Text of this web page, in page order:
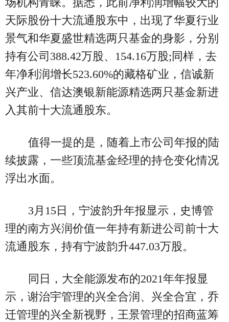
天际股份十大流通股东中，出现了华夏行业
景气和华夏盛世精选两只基金的身影，分别
持有公司388.42万股、154.16万股;同样，去
年净利润增长523.60%的藏格矿业，信诚新
兴产业、信达澳银新能源精选两只基金新进
入其前十大流通股东。
值得一提的是，随着上市公司年报的陆
续披露，一些顶流基金经理的持仓变化情况
浮出水面。
3月15日，宁波韵升年报显示，史博管
理的南方兴润价值一年持有新进公司前十大
流通股东，持有宁波韵升447.03万股。
同日，大全能源发布的2021年年报显
示，谢治宇管理的兴全合润、兴全合宜，乔
迁管理的兴全新视野，王景管理的招商蓝筹